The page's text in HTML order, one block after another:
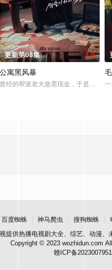
像兼CEO李灿领导的公司工作的南
? ?? ??? ‘??? ??’
更新第08集 1.0
公寓黑风暴
曾经的帮派老大急需现金，于是和有志
百度蜘蛛 神马爬虫 搜狗蜘蛛
提供热播电视剧大全、综艺、动漫、
Copyright © 2023 wozhidun.com
赣ICP备